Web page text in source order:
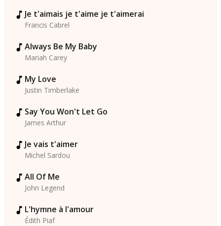
Je t'aimais je t'aime je t'aimerai
Francis Cabrel
Always Be My Baby
Mariah Carey
My Love
Justin Timberlake
Say You Won't Let Go
James Arthur
Je vais t'aimer
Michel Sardou
All Of Me
John Legend
L'hymne à l'amour
Édith Piaf